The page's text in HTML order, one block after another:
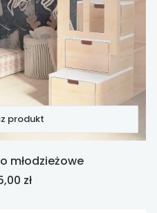
produkt
młodzieżowe
zł